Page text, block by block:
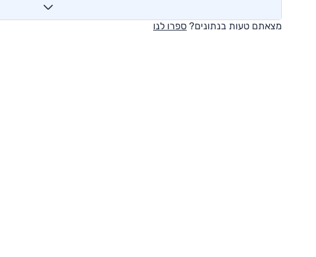
מצאתם טעות בנתונים? ספרו לנו